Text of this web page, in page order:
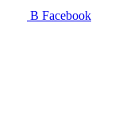
В Facebook